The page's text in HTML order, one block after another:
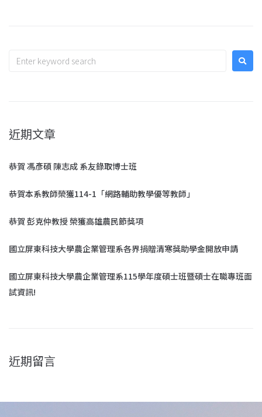
近期文章
恭賀 馮彥碩 陳志成 系友錄取博士班
恭賀本系教師榮獲114-1「網路輔助教學優等教師」
恭賀 彭克仲教授 榮獲高雄農民節獎項
國立屏東科技大學農企業管理系各界捐贈清寒獎助學金開放申請
國立屏東科技大學農企業管理系115學年度碩士班暨碩士在職專班面
試資訊!
近期留言